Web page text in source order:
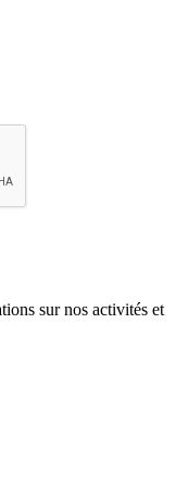
sur nos activités et